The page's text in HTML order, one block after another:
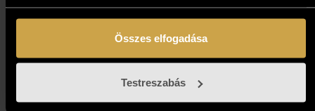
Összes elfogadása
Testreszabás
Papp Gábor - Az öreg híd
(50x70 cm)
593 000Ft